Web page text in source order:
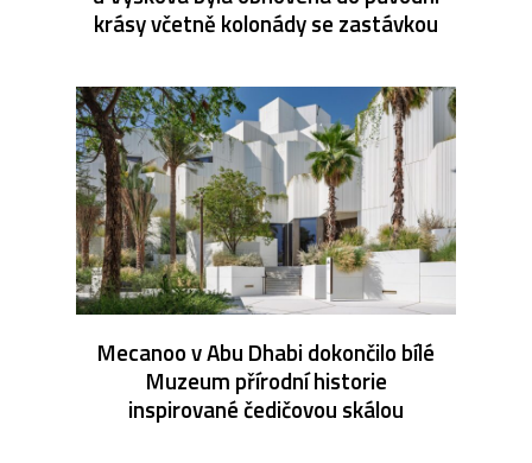
krásy včetně kolonády se zastávkou
Mecanoo v Abu Dhabi dokončilo bílé
Muzeum přírodní historie
inspirované čedičovou skálou